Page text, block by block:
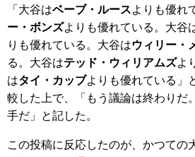
「大谷はベーブ・ルースよりも優れ
ー・ボンズよりも優れている。大谷
りも優れている。大谷はウィリー・
る。大谷はテッド・ウィリアムズよ
はタイ・カッブよりも優れている」
較した上で、「もう議論は終わりだ
手だ」と記した。
この投稿に反応したのが、かつての